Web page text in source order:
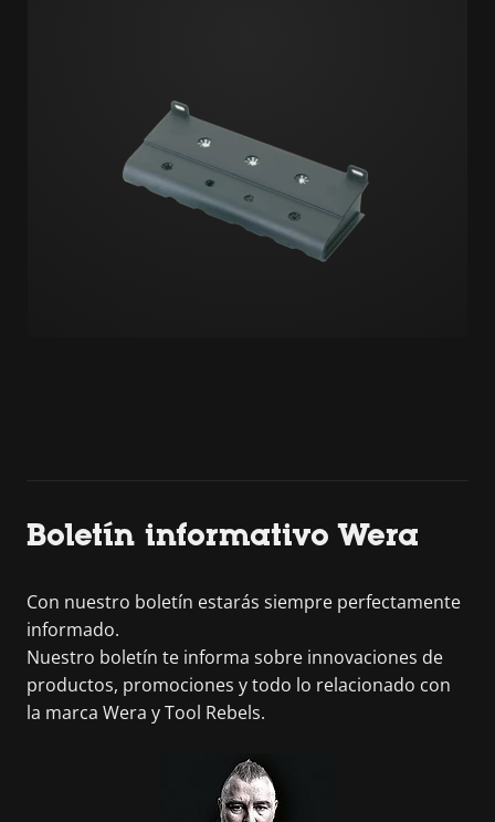
Boletín informativo Wera
Con nuestro boletín estarás siempre perfectamente
informado.
Nuestro boletín te informa sobre innovaciones de
productos, promociones y todo lo relacionado con
la marca Wera y Tool Rebels.